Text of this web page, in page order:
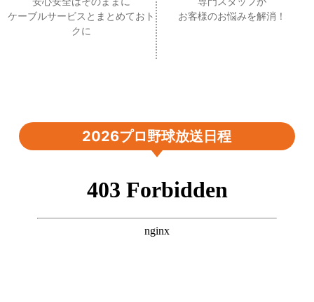
ケーブルサービスとまとめておト
クに
お客様のお悩みを解消！
2026プロ野球放送日程